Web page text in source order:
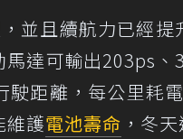
並且續航力已經
達可輸出203ps
距離，每公里耗
維護電池壽命 ，冬